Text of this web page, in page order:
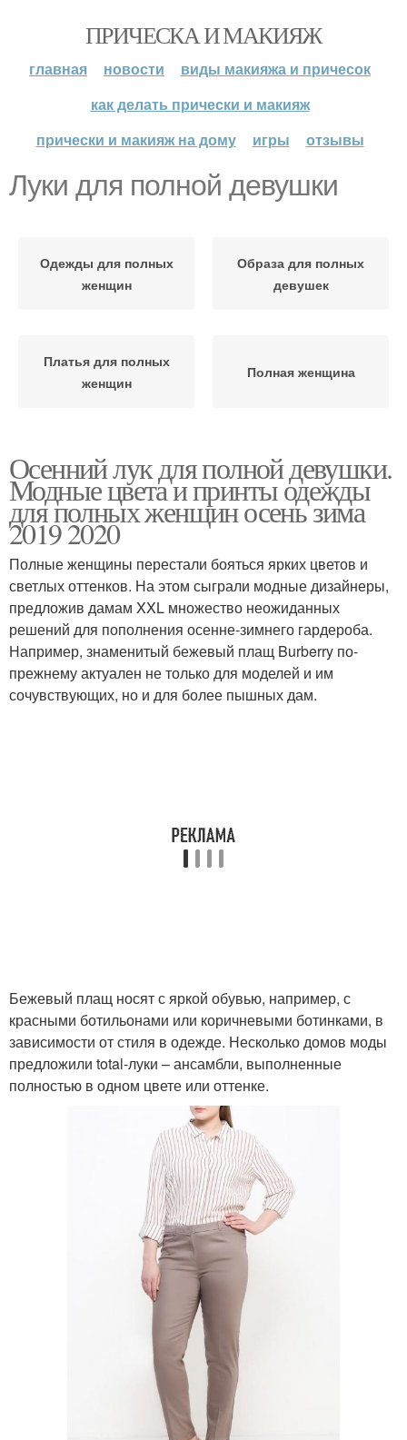
ПРИЧЕСКА И МАКИЯЖ
главная новости
виды макияжа и причесок
как делать прически и макияж
прически и макияж на дому
игры отзывы
Луки для полной девушки
Одежды для полных
женщин
Образа для полных
девушек
Платья для полных
женщин
Полная женщина
Осенний лук для полной девушки.
Модные цвета и принты одежды
для полных женщин осень зима
2019 2020
Полные женщины перестали бояться ярких цветов и
светлых оттенков. На этом сыграли модные дизайнеры,
предложив дамам XXL множество неожиданных
решений для пополнения осенне-зимнего гардероба.
Например, знаменитый бежевый плащ Burberry по-
прежнему актуален не только для моделей и им
сочувствующих, но и для более пышных дам.
Бежевый плащ носят с яркой обувью, например, с
красными ботильонами или коричневыми ботинками, в
зависимости от стиля в одежде. Несколько домов моды
предложили total-луки – ансамбли, выполненные
полностью в одном цвете или оттенке.